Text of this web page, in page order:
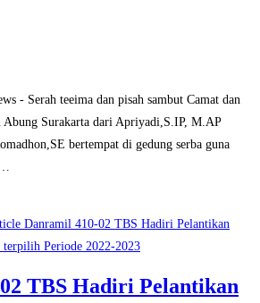
- Serah teeima dan pisah sambut Camat dan
Abung Surakarta dari Apriyadi,S.IP, M.AP
bertempat di gedung serba guna
TBS Hadiri Pelantikan